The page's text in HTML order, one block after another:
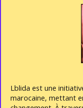
Lblida est une
marocaine, mettant